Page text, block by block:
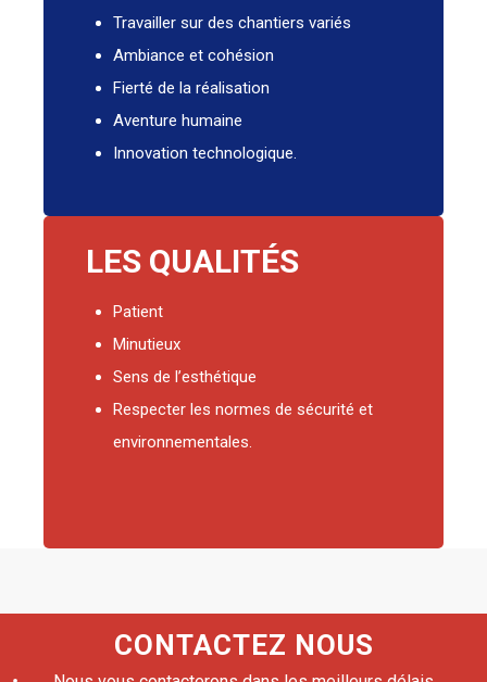
Travailler sur des chantiers variés
Ambiance et cohésion
Fierté de la réalisation
Aventure humaine
Innovation technologique.
LES QUALITÉS
Patient
Minutieux
Sens de l’esthétique
Respecter les normes de sécurité et
environnementales.
CONTACTEZ NOUS